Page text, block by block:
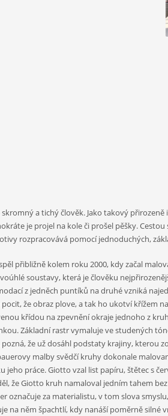
a tichý člověk. Jako takový
je projel na kole či prošel pěšky.
rozpracovává pomocí jednoduchých,
přibližně kolem roku 2000, kdy začal
soustavy, která je člověku
z jedněch puntíků na druhé vzniká
že obraz plove, a tak ho ukotví křížem
křídou na zpevnění okraje jednoho z
Základní rastr vymaluje ve studených
že už dosáhl podstaty krajiny, kterou
malby svědčí kruhy dokonale
jeho práce. Giotto vzal list papíru, štětec s
že Giotto kruh namaloval jedním tahem
označuje za materialistu, v tom slova
na něm špachtlí, kdy nanáší poměrně